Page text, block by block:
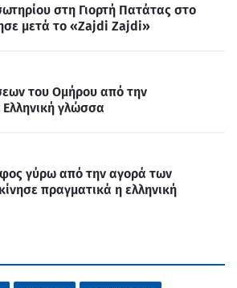
στη Γιορτή Πατάτας στο
μετά το «Zajdi Zajdi»
του Ομήρου από την
Ελληνική γλώσσα
γύρω από την αγορά των
πραγματικά η ελληνική